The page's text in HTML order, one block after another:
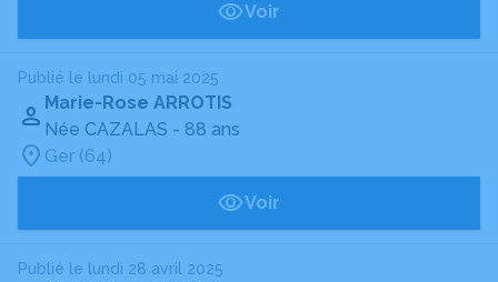
Voir
Publié le lundi 05 mai 2025
Marie-Rose ARROTIS
Née CAZALAS - 88 ans
Ger (64)
Voir
Publié le lundi 28 avril 2025